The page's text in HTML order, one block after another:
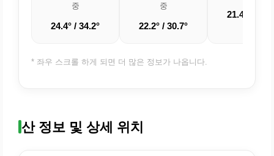
중
24.4° / 34.2°
중
22.2° / 30.7°
21.4° /
* 좌우 스크롤 하게 되면 더 많은 정보가 나옵니다.
산 정보 및 상세 위치